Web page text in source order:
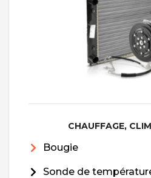
CHAUFFAGE,
Bougie
Sonde de